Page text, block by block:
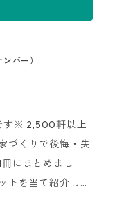
れから住宅会社を
バー）
す※ 2,500軒以上
づくりで後悔・失
にまとめまし
トを当て紹介して